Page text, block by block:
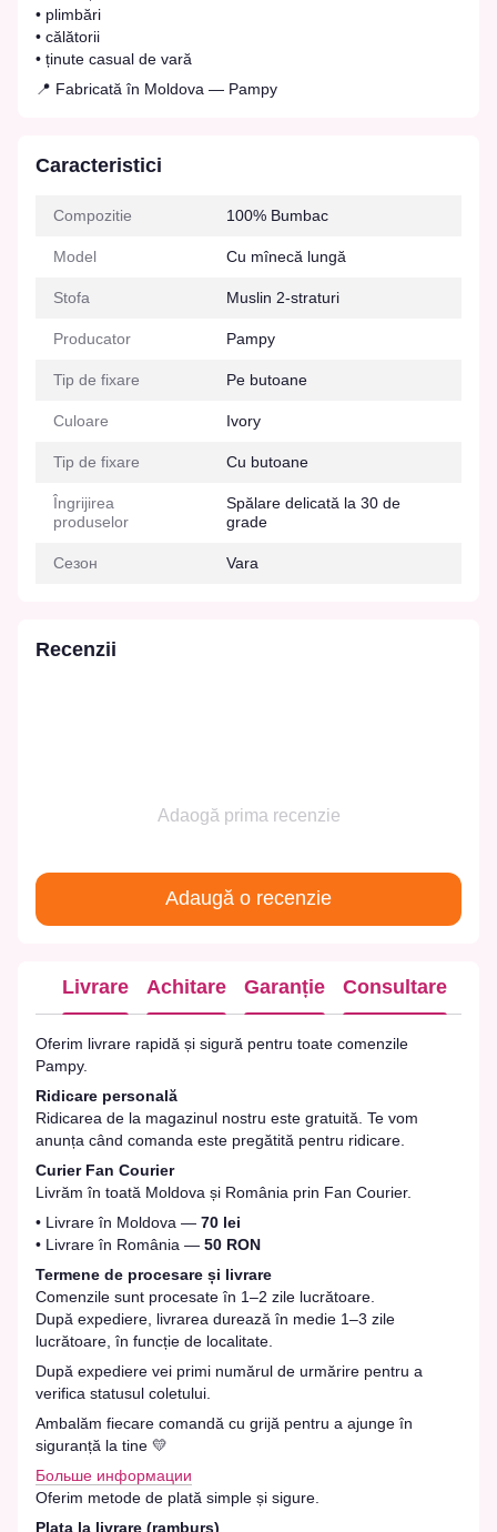
• plimbări
• călătorii
• ținute casual de vară
📍 Fabricată în Moldova — Pampy
Caracteristici
Compozitie 100% Bumbac
Model Cu mînecă lungă
Stofa Muslin 2-straturi
Producator Pampy
Tip de fixare Pe butoane
Culoare Ivory
Tip de fixare Cu butoane
Îngrijirea
produselor
Spălare delicată la 30 de
grade
Сезон Vara
Recenzii
Adaogă prima recenzie
Adaugă o recenzie
Livrare Achitare Garanție Consultare
Oferim livrare rapidă și sigură pentru toate comenzile
Pampy.
Ridicare personală
Ridicarea de la magazinul nostru este gratuită. Te vom
anunța când comanda este pregătită pentru ridicare.
Curier Fan Courier
Livrăm în toată Moldova și România prin Fan Courier.
• Livrare în Moldova — 70 lei
• Livrare în România — 50 RON
Termene de procesare și livrare
Comenzile sunt procesate în 1–2 zile lucrătoare.
După expediere, livrarea durează în medie 1–3 zile
lucrătoare, în funcție de localitate.
După expediere vei primi numărul de urmărire pentru a
verifica statusul coletului.
Ambalăm fiecare comandă cu grijă pentru a ajunge în
siguranță la tine 💛
Больше информации
Oferim metode de plată simple și sigure.
Plata la livrare (ramburs)